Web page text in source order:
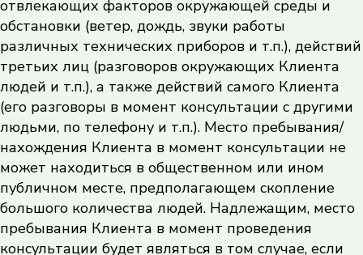
отвлекающих факторов окружающей среды и
обстановки (ветер, дождь, звуки работы
различных технических приборов и т.п.), действий
третьих лиц (разговоров окружающих Клиента
людей и т.п.), а также действий самого Клиента
(его разговоры в момент консультации с другими
людьми, по телефону и т.п.). Место пребывания/
нахождения Клиента в момент консультации не
может находиться в общественном или ином
публичном месте, предполагающем скопление
большого количества людей. Надлежащим, место
пребывания Клиента в момент проведения
консультации будет являться в том случае, если